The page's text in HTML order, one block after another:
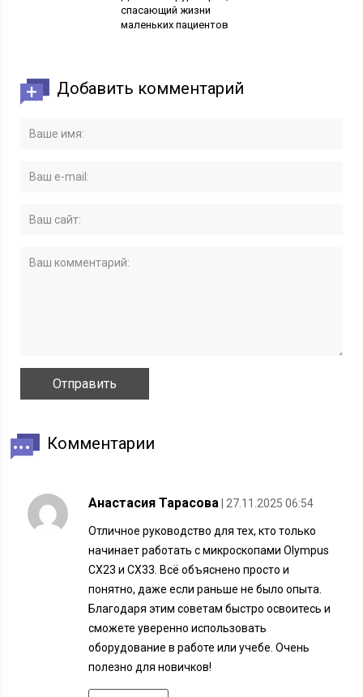
спасающий жизни
маленьких пациентов
Добавить комментарий
Комментарии
Анастасия Тарасова | 27.11.2025 06:54
Отличное руководство для тех, кто только
начинает работать с микроскопами Olympus
CX23 и CX33. Всё объяснено просто и
понятно, даже если раньше не было опыта.
Благодаря этим советам быстро освоитесь и
сможете уверенно использовать
оборудование в работе или учебе. Очень
полезно для новичков!